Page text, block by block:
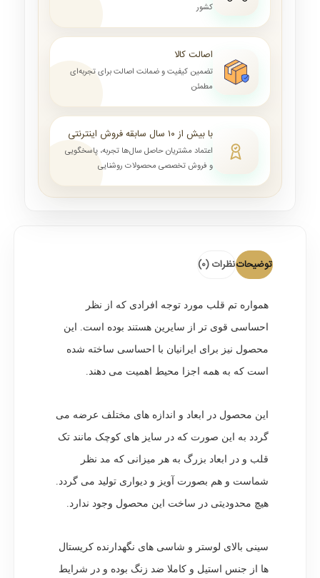
کشور
اصالت کالا
تضمین کیفیت و ضمانت اصالت برای تجربه‌ای
مطمئن
با بیش از ۱۰ سال سابقه فروش اینترنتی
اعتماد مشتریان حاصل سال‌ها تجربه، پاسخگویی
و فروش تخصصی محصولات روشنایی
توضیحاتنظرات (0)
همواره تم قلب مورد توجه افرادی که از نظر
احساسی قوی تر از سایرین هستند بوده است. این
محصول نیز برای ایرانیان با احساسی ساخته شده
است که به همه اجزا محیط اهمیت می دهند.
این محصول در ابعاد و اندازه های مختلف عرضه می
گردد به این صورت که در سایز های کوچک مانند تک
قلب و در ابعاد بزرگ به هر میزانی که مد نظر
شماست و هم بصورت آویز و دیواری تولید می گردد.
هیچ محدودیتی در ساخت این محصول وجود ندارد.
سینی بالای لوستر و شاسی های نگهدارنده کریستال
ها از جنس استیل و کاملا ضد زنگ بوده و در شرایط